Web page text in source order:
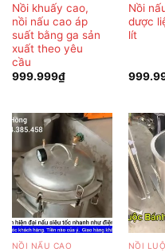
Nồi khuấy cao,
nồi nấu cao áp
suất bằng ga sản
xuất theo yêu
cầu
999.999₫
Nồi
dược
lít
NỒI NẤU CAO NỒI